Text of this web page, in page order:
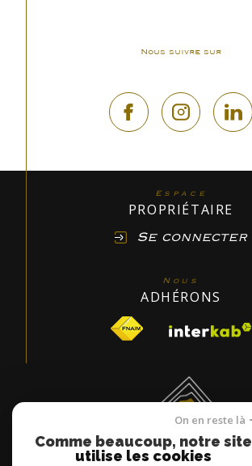
Nous suivre sur
Espace
PROPRIÉTAIRE
Se connecter
Nous
ADHÉRONS
On en reste là
Comme beaucoup, notre site
utilise les cookies